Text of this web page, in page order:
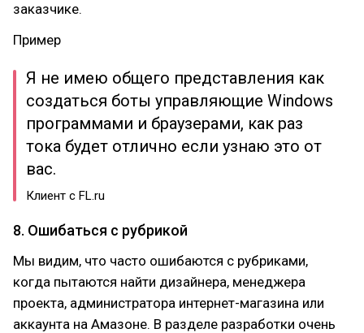
заказчике.
Пример
Я не имею общего представления как
создаться боты управляющие Windows
программами и браузерами, как раз
тока будет отлично если узнаю это от
вас.
Клиент с FL.ru
8. Ошибаться с рубрикой
Мы видим, что часто ошибаются с рубриками,
когда пытаются найти дизайнера, менеджера
проекта, администратора интернет-магазина или
аккаунта на Амазоне. В разделе разработки очень